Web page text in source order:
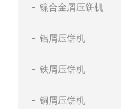
镍合金屑压饼机
铝屑压饼机
铁屑压饼机
铜屑压饼机